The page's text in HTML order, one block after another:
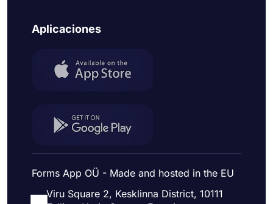
Aplicaciones
Forms App OÜ - Made and hosted in the EU
Viru Square 2, Kesklinna District, 10111